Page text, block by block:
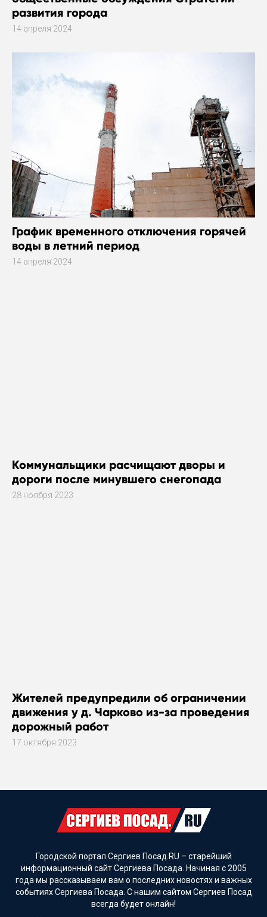
развития города
14 апреля 2024
График временного отключения горячей
воды в летний период
14 апреля 2024
Коммунальщики расчищают дворы и
дороги после минувшего снегопада
28 ноября 2023
Жителей предупредили об ограничении
движения у д. Чарково из-за проведения
дорожный работ
17 октября 2023
Городской портал Сергиев Посад.RU – старейший
информационный сайт Сергиева Посада. Начиная с 2005
года мы рассказываем вам о последних новостях и важных
событиях Сергиева Посада. С нашим сайтом Сергиев Посад
всегда будет онлайн!